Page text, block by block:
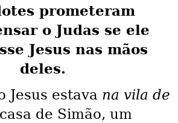
prometeram
o Judas se ele
Jesus nas mãos
deles.
Jesus estava na vila de
de Simão, um